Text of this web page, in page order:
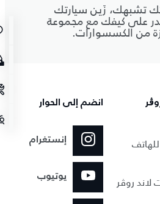
تشبهك، زَين سيارتك
على كيفك مع مجموعة
من الكسسوارات.
لاند روڤر
انضم إلى الحوار
إنستغرام
يوتيوب